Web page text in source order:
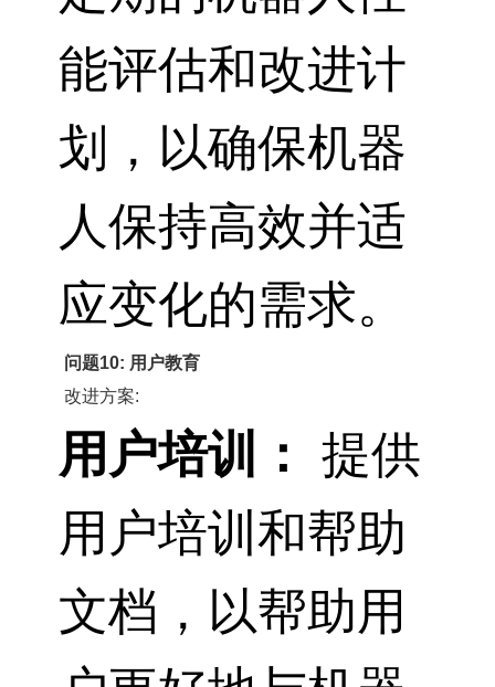
能评估和改进计
划，以确保机器
人保持高效并适
应变化的需求。
问题10: 用户教育
改进方案:
用户培训：
提供
用户培训和帮助
文档，以帮助用